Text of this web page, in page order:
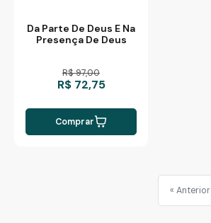
Da Parte De Deus E Na
Presença De Deus
R$ 97,00
R$ 72,75
Comprar
« Anterior